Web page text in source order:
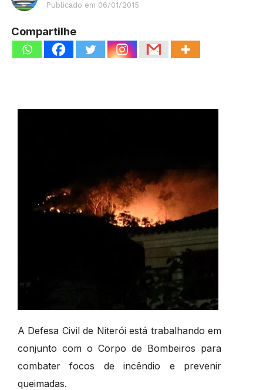
Publicado em 06/01/2015
Compartilhe
A Defesa Civil de Niterói está trabalhando em
conjunto com o Corpo de Bombeiros para
combater focos de incêndio e prevenir
queimadas.